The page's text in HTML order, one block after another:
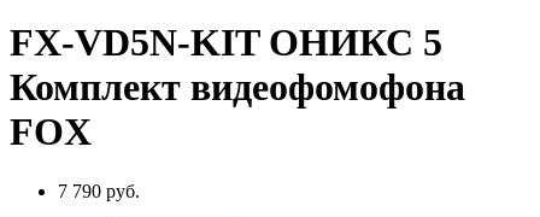
FX-VD5N-KIT ОНИКС 5
Комплект видеофомофона
FOX
7 790 руб.